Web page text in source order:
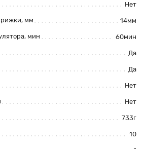
Нет
мм 14мм
мин 60мин
Да
Да
Нет
Нет
733г
10